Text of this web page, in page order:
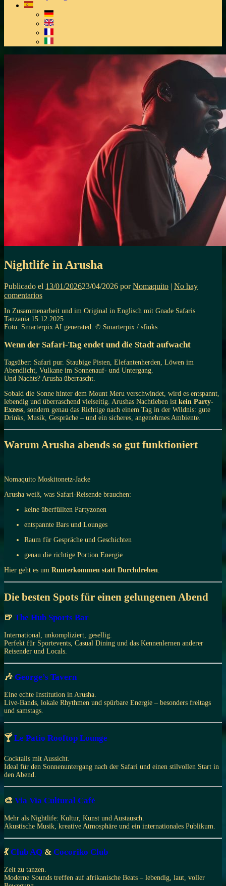
Nightlife in Arusha
Publicado el 13/01/202623/04/2026 porNomaquito | No hay
comentarios
In Zusammenarbeit und im Original in Englisch mit Gnade Safaris
Tanzania 15.12.2025
Foto: Smarterpix AI generated: © Smarterpix / sfinks
Wenn der Safari-Tag endet und die Stadt aufwacht
Tagsüber: Safari pur. Staubige Pisten, Elefantenherden, Löwen im
Abendlicht, Vulkane im Sonnenauf- und Untergang.
Und Nachts? Arusha überrascht.
Sobald die Sonne hinter dem Mount Meru verschwindet, wird es entspannt,
lebendig und überraschend vielseitig. Arushas Nachtleben ist kein Party-
Exzess , sondern genau das Richtige nach einem Tag in der Wildnis: gute
Drinks, Musik, Gespräche – und ein sicheres, angenehmes Ambiente.
Warum Arusha abends so gut funktioniert
Nomaquito Moskitonetz-Jacke
Arusha weiß, was Safari-Reisende brauchen:
keine überfüllten Partyzonen
entspannte Bars und Lounges
Raum für Gespräche und Geschichten
genau die richtige Portion Energie
Hier geht es um Runterkommen statt Durchdrehen
Die besten Spots für einen gelungenen Abend
🍺 The Hub Sports Bar
International, unkompliziert, gesellig.
Perfekt für Sportevents, Casual Dining und das Kennenlernen anderer
Reisender und Locals.
🎶 George’s Tavern
Eine echte Institution in Arusha.
Live-Bands, lokale Rhythmen und spürbare Energie – besonders freitags
und samstags.
🍸Le Patio Rooftop Lounge
Cocktails mit Aussicht.
Ideal für den Sonnenuntergang nach der Safari und einen stilvollen Start in
den Abend.
🎨 Via Via Cultural Café
Mehr als Nightlife: Kultur, Kunst und Austausch.
Akustische Musik, kreative Atmosphäre und ein internationales Publikum.
💃Club AQ & Cocoriko Club
Zeit zu tanzen.
Moderne Sounds treffen auf afrikanische Beats – lebendig, laut, voller